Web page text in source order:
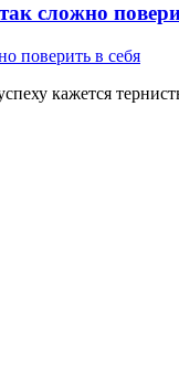
сложно
кажется